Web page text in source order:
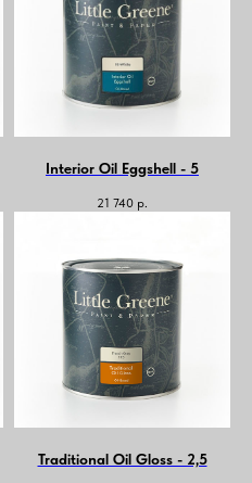
Interior Oil Eggshell - 5
21 740 р.
Traditional Oil Gloss - 2,5